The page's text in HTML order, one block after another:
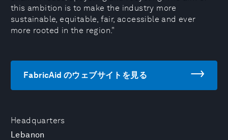
Headquarters
Lebanon
this ambition is to make the industry more
sustainable, equitable, fair, accessible and ever
more rooted in the region."
FabricAid のウェブサイトを見る